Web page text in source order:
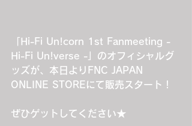
「Hi-Fi Un!corn 1st Fanmeeting -
Hi-Fi Un!verse -」のオフィシャルグ
ッズが、本日よりFNC JAPAN
ONLINE STOREにて販売スタート！
ぜひゲットしてください★